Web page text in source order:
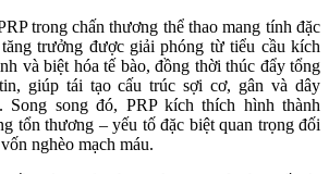
trong chấn thương thể thao mang tính đặc
trưởng được giải phóng từ tiểu cầu kích
và biệt hóa tế bào, đồng thời thúc đẩy tổng
giúp tái tạo cấu trúc sợi cơ, gân và dây
Song song đó, PRP kích thích hình thành
tổn thương – yếu tố đặc biệt quan trọng đối
nghèo mạch máu.